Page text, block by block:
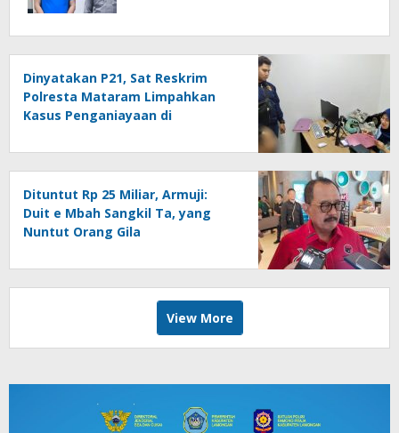
Dinyatakan P21, Sat Reskrim
Polresta Mataram Limpahkan
Kasus Penganiayaan di
Dituntut Rp 25 Miliar, Armuji:
Duit e Mbah Sangkil Ta, yang
Nuntut Orang Gila
View More